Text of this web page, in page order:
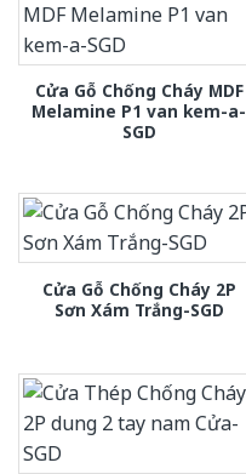
Cửa Gỗ Chống Cháy MDF
Melamine P1 van kem-a-
SGD
Cửa Gỗ Chống Cháy 2P
Sơn Xám Trắng-SGD